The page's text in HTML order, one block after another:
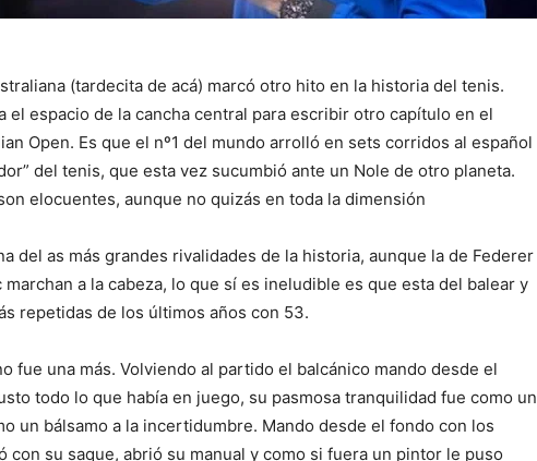
(tardecita de acá) marcó otro hito en la historia del tenis.
el espacio de la cancha central para escribir otro capítulo en el
Open. Es que el nº1 del mundo arrolló en sets corridos al español
del tenis, que esta vez sucumbió ante un Nole de otro planeta.
elocuentes, aunque no quizás en toda la dimensión
del as más grandes rivalidades de la historia, aunque la de Federer
a la cabeza, lo que sí es ineludible es que esta del balear y
repetidas de los últimos años con 53.
fue una más. Volviendo al partido el balcánico mando desde el
todo lo que había en juego, su pasmosa tranquilidad fue como un
un bálsamo a la incertidumbre. Mando desde el fondo con los
con su saque, abrió su manual y como si fuera un pintor le puso